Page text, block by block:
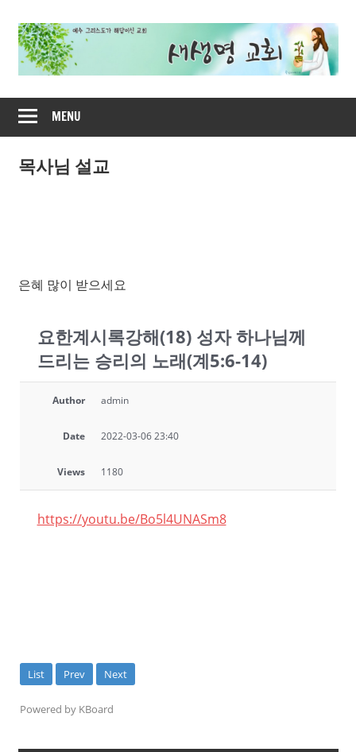
content
새
생
MENU
목사님 설교
은혜 많이 받으세요
요한계시록강해(18) 성자 하나님께
드리는 승리의 노래(계5:6-14)
Author admin
Date 2022-03-06 23:40
Views 1180
https://youtu.be/Bo5l4UNASm8
List Prev Next
Powered by KBoard